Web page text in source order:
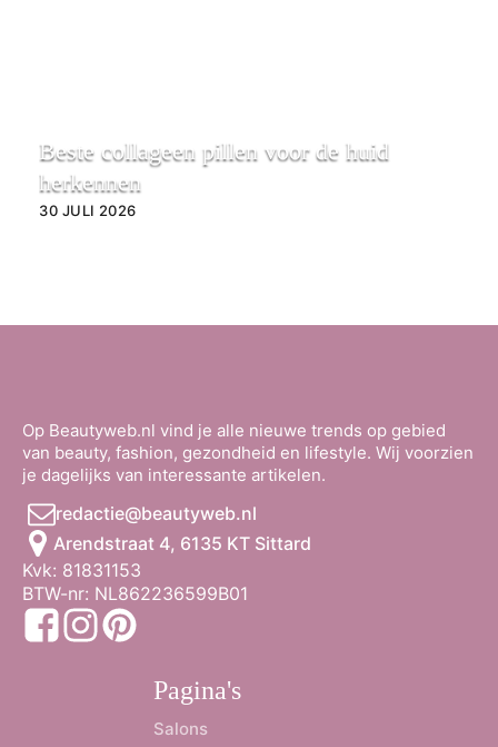
Beste collageen pillen voor de huid
herkennen
30 JULI 2026
Op Beautyweb.nl vind je alle nieuwe trends op gebied
van beauty, fashion, gezondheid en lifestyle. Wij voorzien
je dagelijks van interessante artikelen.
redactie@beautyweb.nl
Arendstraat 4, 6135 KT Sittard
Kvk: 81831153
BTW-nr: NL862236599B01
Pagina's
Salons